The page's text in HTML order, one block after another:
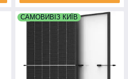
САМОВИВІЗ КИЇВ